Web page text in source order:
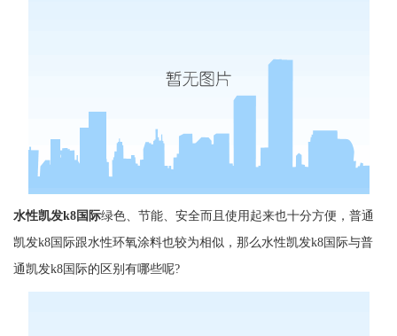
水性凯发k8国际绿色、节能、安全而且使用起来也十分方便，普通
凯发k8国际跟水性环氧涂料也较为相似，那么水性凯发k8国际与普
通凯发k8国际的区别有哪些呢?